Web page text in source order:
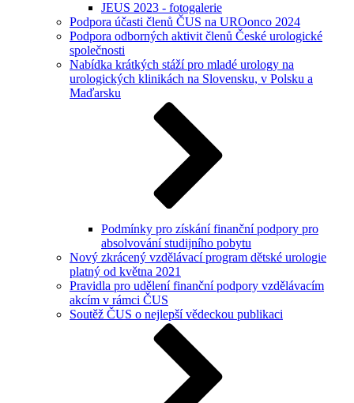
JEUS 2023 - fotogalerie
Podpora účasti členů ČUS na UROonco 2024
Podpora odborných aktivit členů České urologické
společnosti
Nabídka krátkých stáží pro mladé urology na
urologických klinikách na Slovensku, v Polsku a
Maďarsku
Podmínky pro získání finanční podpory pro
absolvování studijního pobytu
Nový zkrácený vzdělávací program dětské urologie
platný od května 2021
Pravidla pro udělení finanční podpory vzdělávacím
akcím v rámci ČUS
Soutěž ČUS o nejlepší vědeckou publikaci